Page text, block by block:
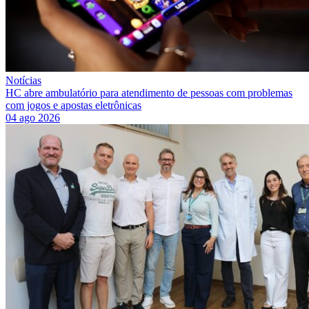
Notícias
HC abre ambulatório para atendimento de pessoas com problemas
com jogos e apostas eletrônicas
04 ago 2026